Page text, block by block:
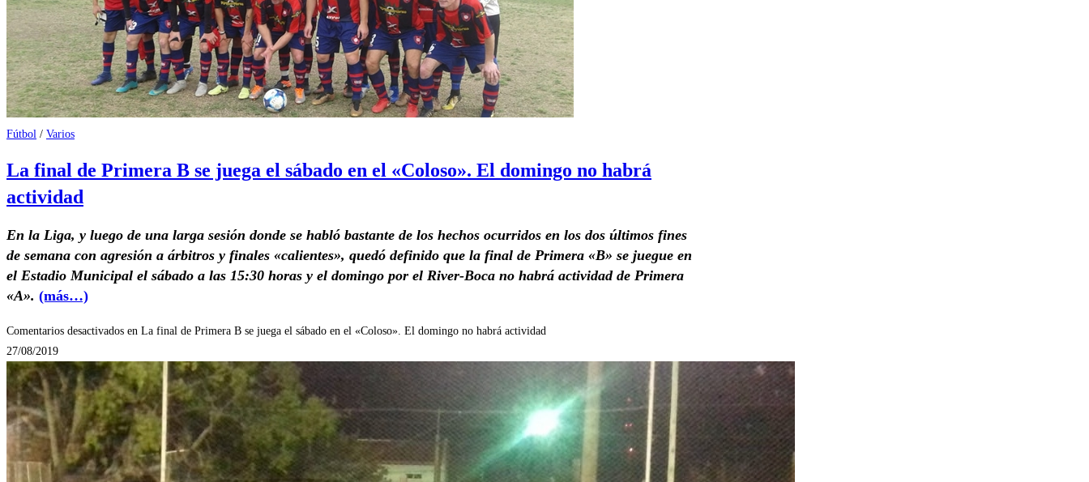
Fútbol / Varios
La final de Primera B se juega el sábado en el «Coloso». El domingo no habrá
actividad
En la Liga, y luego de una larga sesión donde se habló bastante de los hechos ocurridos en los dos últimos fines
de semana con agresión a árbitros y finales «calientes», quedó definido que la final de Primera «B» se juegue en
el Estadio Municipal el sábado a las 15:30 horas y el domingo por el River-Boca no habrá actividad de Primera
«A». (más…)
Comentarios desactivados en La final de Primera B se juega el sábado en el «Coloso». El domingo no habrá actividad
27/08/2019